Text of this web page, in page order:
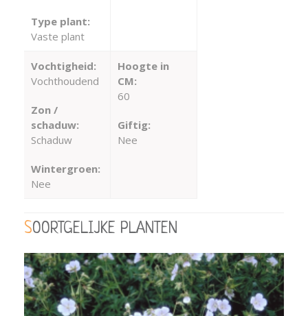
Type plant:
Vaste plant
Vochtigheid:
Vochthoudend
Zon /
schaduw:
Schaduw
Wintergroen:
Nee
Hoogte in
CM:
60
Giftig:
Nee
SOORTGELIJKE PLANTEN